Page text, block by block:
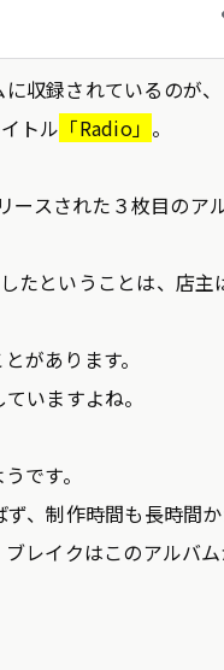
収録されているのが、
トル 「Radio」 。
ースされた３枚目のア
たということは、店主
があります。
いますよね。
です。
ず、制作時間も長時間
レイクはこのアルバ